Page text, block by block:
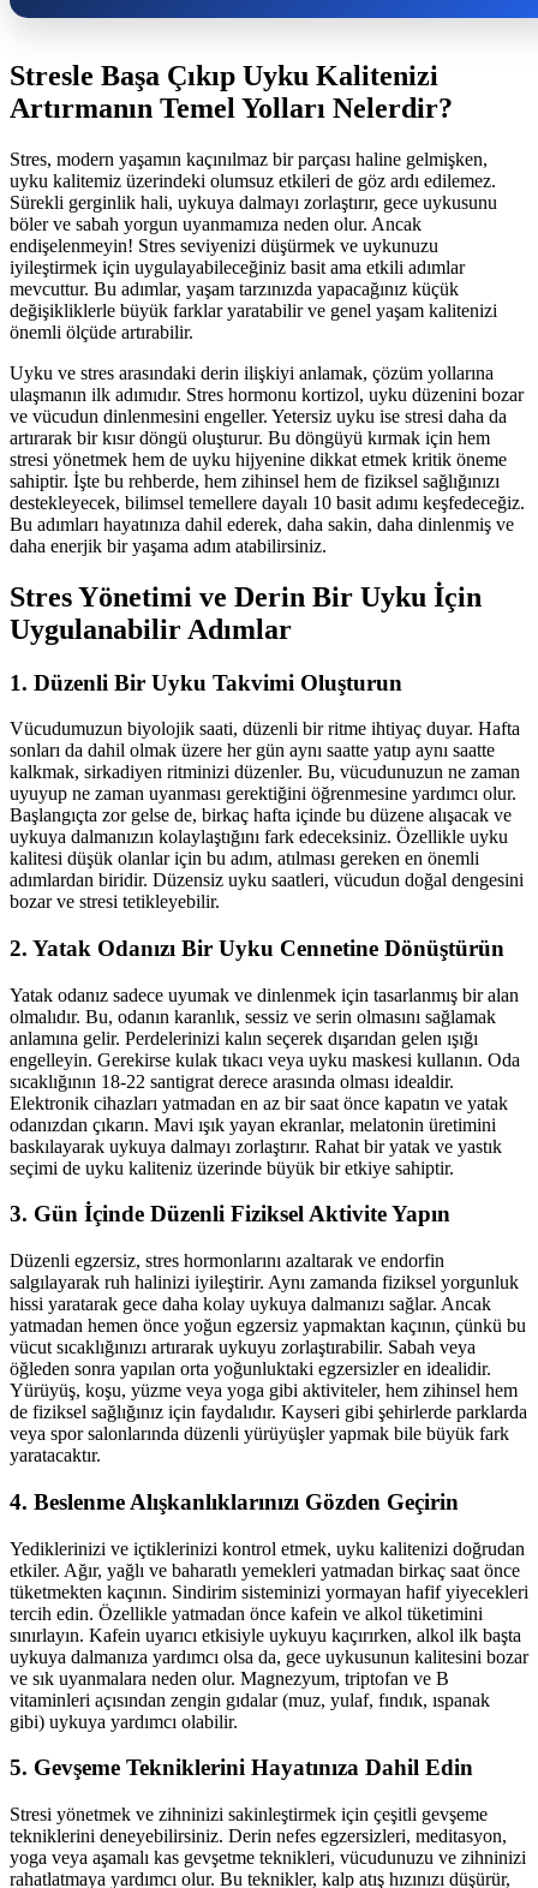
Stresle Başa Çıkıp Uyku Kalitenizi
Artırmanın Temel Yolları Nelerdir?
Stres, modern yaşamın kaçınılmaz bir parçası haline gelmişken,
uyku kalitemiz üzerindeki olumsuz etkileri de göz ardı edilemez.
Sürekli gerginlik hali, uykuya dalmayı zorlaştırır, gece uykusunu
böler ve sabah yorgun uyanmamıza neden olur. Ancak
endişelenmeyin! Stres seviyenizi düşürmek ve uykunuzu
iyileştirmek için uygulayabileceğiniz basit ama etkili adımlar
mevcuttur. Bu adımlar, yaşam tarzınızda yapacağınız küçük
değişikliklerle büyük farklar yaratabilir ve genel yaşam kalitenizi
önemli ölçüde artırabilir.
Uyku ve stres arasındaki derin ilişkiyi anlamak, çözüm yollarına
ulaşmanın ilk adımıdır. Stres hormonu kortizol, uyku düzenini bozar
ve vücudun dinlenmesini engeller. Yetersiz uyku ise stresi daha da
artırarak bir kısır döngü oluşturur. Bu döngüyü kırmak için hem
stresi yönetmek hem de uyku hijyenine dikkat etmek kritik öneme
sahiptir. İşte bu rehberde, hem zihinsel hem de fiziksel sağlığınızı
destekleyecek, bilimsel temellere dayalı 10 basit adımı keşfedeceğiz.
Bu adımları hayatınıza dahil ederek, daha sakin, daha dinlenmiş ve
daha enerjik bir yaşama adım atabilirsiniz.
Stres Yönetimi ve Derin Bir Uyku İçin
Uygulanabilir Adımlar
1. Düzenli Bir Uyku Takvimi Oluşturun
Vücudumuzun biyolojik saati, düzenli bir ritme ihtiyaç duyar. Hafta
sonları da dahil olmak üzere her gün aynı saatte yatıp aynı saatte
kalkmak, sirkadiyen ritminizi düzenler. Bu, vücudunuzun ne zaman
uyuyup ne zaman uyanması gerektiğini öğrenmesine yardımcı olur.
Başlangıçta zor gelse de, birkaç hafta içinde bu düzene alışacak ve
uykuya dalmanızın kolaylaştığını fark edeceksiniz. Özellikle uyku
kalitesi düşük olanlar için bu adım, atılması gereken en önemli
adımlardan biridir. Düzensiz uyku saatleri, vücudun doğal dengesini
bozar ve stresi tetikleyebilir.
2. Yatak Odanızı Bir Uyku Cennetine Dönüştürün
Yatak odanız sadece uyumak ve dinlenmek için tasarlanmış bir alan
olmalıdır. Bu, odanın karanlık, sessiz ve serin olmasını sağlamak
anlamına gelir. Perdelerinizi kalın seçerek dışarıdan gelen ışığı
engelleyin. Gerekirse kulak tıkacı veya uyku maskesi kullanın. Oda
sıcaklığının 18-22 santigrat derece arasında olması idealdir.
Elektronik cihazları yatmadan en az bir saat önce kapatın ve yatak
odanızdan çıkarın. Mavi ışık yayan ekranlar, melatonin üretimini
baskılayarak uykuya dalmayı zorlaştırır. Rahat bir yatak ve yastık
seçimi de uyku kaliteniz üzerinde büyük bir etkiye sahiptir.
3. Gün İçinde Düzenli Fiziksel Aktivite Yapın
Düzenli egzersiz, stres hormonlarını azaltarak ve endorfin
salgılayarak ruh halinizi iyileştirir. Aynı zamanda fiziksel yorgunluk
hissi yaratarak gece daha kolay uykuya dalmanızı sağlar. Ancak
yatmadan hemen önce yoğun egzersiz yapmaktan kaçının, çünkü bu
vücut sıcaklığınızı artırarak uykuyu zorlaştırabilir. Sabah veya
öğleden sonra yapılan orta yoğunluktaki egzersizler en idealidir.
Yürüyüş, koşu, yüzme veya yoga gibi aktiviteler, hem zihinsel hem
de fiziksel sağlığınız için faydalıdır. Kayseri gibi şehirlerde parklarda
veya spor salonlarında düzenli yürüyüşler yapmak bile büyük fark
yaratacaktır.
4. Beslenme Alışkanlıklarınızı Gözden Geçirin
Yediklerinizi ve içtiklerinizi kontrol etmek, uyku kalitenizi doğrudan
etkiler. Ağır, yağlı ve baharatlı yemekleri yatmadan birkaç saat önce
tüketmekten kaçının. Sindirim sisteminizi yormayan hafif yiyecekleri
tercih edin. Özellikle yatmadan önce kafein ve alkol tüketimini
sınırlayın. Kafein uyarıcı etkisiyle uykuyu kaçırırken, alkol ilk başta
uykuya dalmanıza yardımcı olsa da, gece uykusunun kalitesini bozar
ve sık uyanmalara neden olur. Magnezyum, triptofan ve B
vitaminleri açısından zengin gıdalar (muz, yulaf, fındık, ıspanak
gibi) uykuya yardımcı olabilir.
5. Gevşeme Tekniklerini Hayatınıza Dahil Edin
Stresi yönetmek ve zihninizi sakinleştirmek için çeşitli gevşeme
tekniklerini deneyebilirsiniz. Derin nefes egzersizleri, meditasyon,
yoga veya aşamalı kas gevşetme teknikleri, vücudunuzu ve zihninizi
rahatlatmaya yardımcı olur. Bu teknikler, kalp atış hızınızı düşürür,